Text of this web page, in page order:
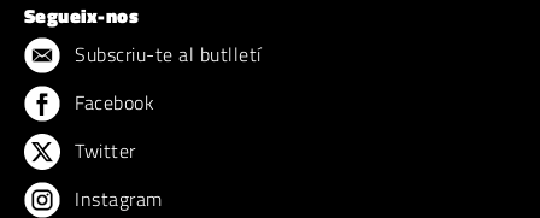
Segueix-nos
Subscriu-te al butlletí
Facebook
Twitter
Instagram